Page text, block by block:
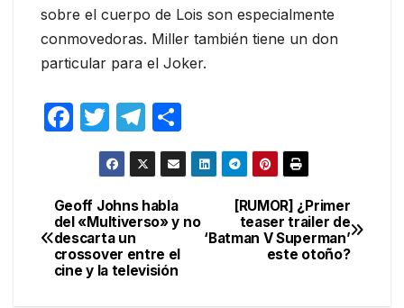
sobre el cuerpo de Lois son especialmente
conmovedoras. Miller también tiene un don
particular para el Joker.
F
e
b
o
o
T
w
itt
er
T
el
e
gr
a
m
o
m
ar
Navegación
de
entradas
[RUMOR] ¿Primer
teaser trailer de
‘Batman V Superman’
este otoño?
Geoff Johns habla
del «Multiverso» y no
descarta un
crossover entre el
cine y la televisión